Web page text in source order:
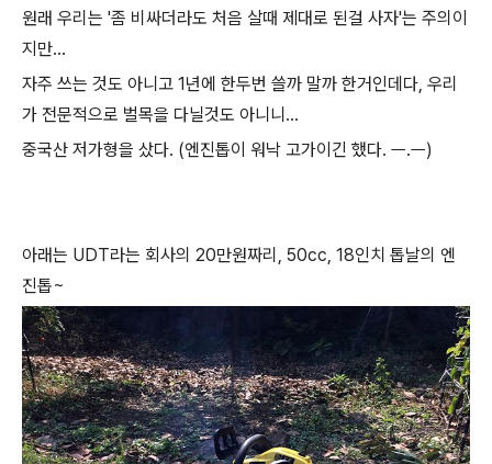
원래 우리는 '좀 비싸더라도 처음 살때 제대로 된걸 사자'는 주의이
지만...
자주 쓰는 것도 아니고 1년에 한두번 쓸까 말까 한거인데다, 우리
가 전문적으로 벌목을 다닐것도 아니니...
중국산 저가형을 샀다. (엔진톱이 워낙 고가이긴 했다. ㅡ.ㅡ)
아래는 UDT라는 회사의 20만원짜리, 50cc, 18인치 톱날의 엔
진톱~